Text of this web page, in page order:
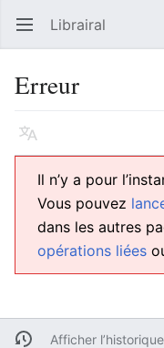
Ouvrir le menu principal Librairal
Erreur
Langue
Il n’y a pour
Vous pouvez
dans les autres
opérations liées
Afficher